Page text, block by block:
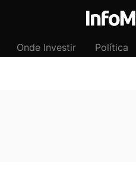
Onde Investir Política